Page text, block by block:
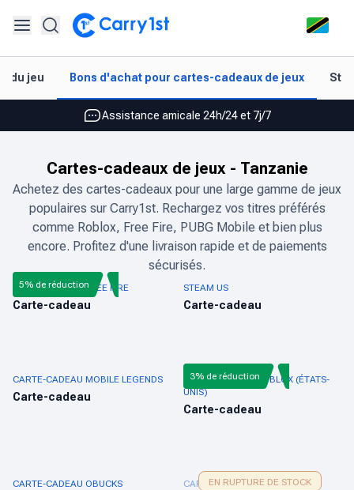
du jeu Bons d'achat pour cartes-cadeaux de jeux
Les meilleures offres pour vos meilleurs jeux
Assistance amicale 24h/24 et 7j/7
Rechargement et livraison instantanés
Les meilleures offres pour vos meilleurs jeux
Assistance amicale 24h/24 et 7j/7
Noté 4,45 sur Google Play et l'App Store
Cartes-cadeaux de jeux - Tanzanie
Achetez des cartes-cadeaux pour une large gamme de jeux
populaires sur Carry1st. Rechargez vos titres préférés
comme Roblox, Free Fire, PUBG Mobile et bien plus
encore. Profitez d'une livraison rapide et de paiements
sécurisés.
CARTE-CADEAU FREE FIRE
Carte-cadeau
5% de réduction STEAM US
Carte-cadeau
CARTE-CADEAU MOBILE LEGENDS
Carte-cadeau
CARTE-CADEAU ROBLOX (ÉTATS-
UNIS)
Carte-cadeau
3% de réduction
CARTE-CADEAU OBUCKS
CARTE-CADEAU MOBILE PUBG
EN RUPTURE DE STOCK